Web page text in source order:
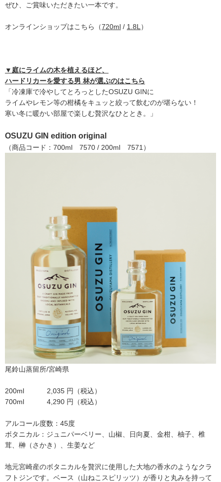
ぜひ、ご賞味いただきたい一本です。
オンラインショップはこちら（720ml / 1.8L ）
▼庭にライムの木を植えるほど、
ハードリカーを愛する男 林が選ぶのはこちら
「冷凍庫で冷やしてとろっとしたOSUZU GINに
ライムやレモン等の柑橘をキュッと絞って飲むのが堪らない！
寒い冬に暖かい部屋で楽しむ贅沢なひととき。」
OSUZU GIN edition original
（商品コード：700ml 7570 / 200ml 7571）
尾鈴山蒸留所/宮崎県
200ml 2,035 円（税込）
700ml 4,290 円（税込）
アルコール度数：45度
ボタニカル：ジュニパーベリー、山椒、日向夏、金柑、柚子、椎
茸、榊（さかき）、生姜など
地元宮崎産のボタニカルを贅沢に使用した大地の香水のようなクラ
フトジンです。ベース（山ねこスピリッツ）が香りと丸みを持って